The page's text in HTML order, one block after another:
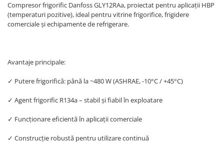
Compresor frigorific Danfoss GLY12RAa, proiectat pentru aplicații HBP
(temperaturi pozitive), ideal pentru vitrine frigorifice, frigidere
comerciale și echipamente de refrigerare.
Avantaje principale:
✓ Putere frigorifică: până la ~480 W (ASHRAE, -10°C / +45°C)
✓ Agent frigorific R134a – stabil și fiabil în exploatare
✓ Funcționare eficientă în aplicații comerciale
✓ Construcție robustă pentru utilizare continuă